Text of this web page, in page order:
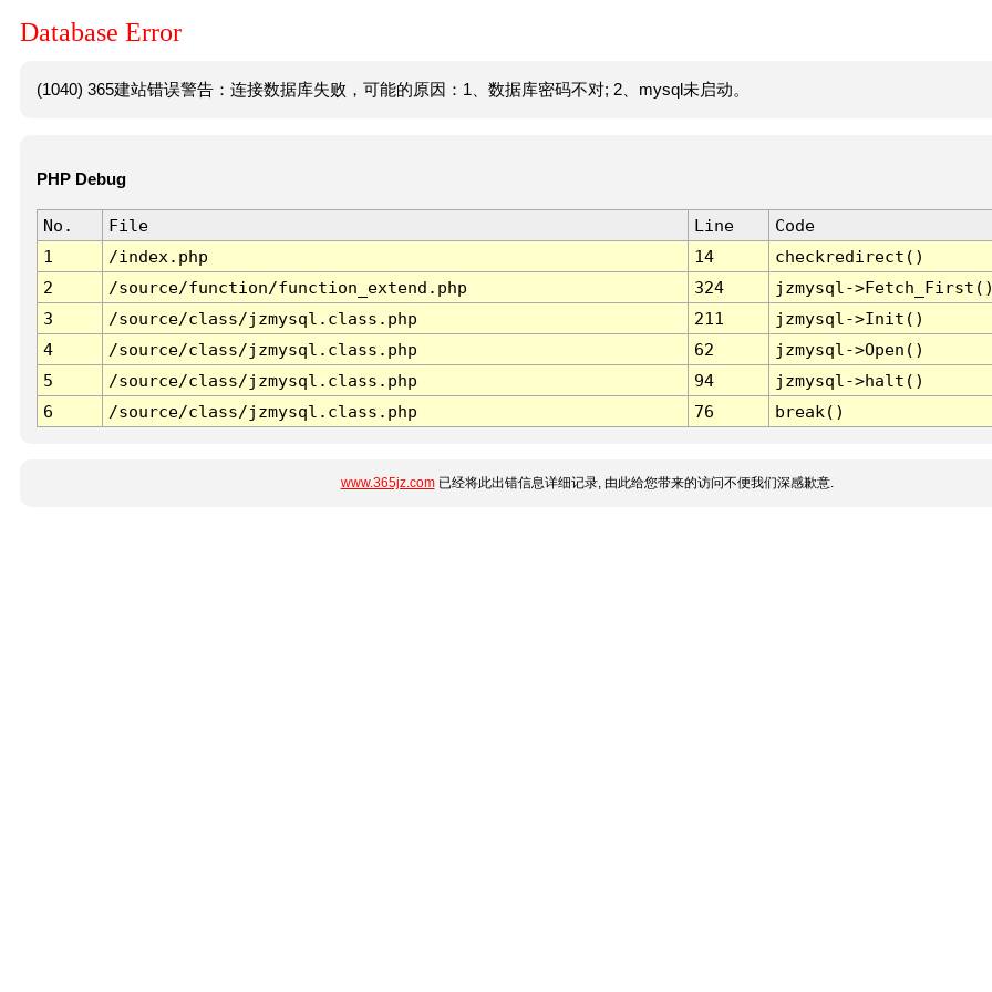
Database Error
(1040) 365建站错误警告：连接数据库失败，可能的原因：1、数据库密码不对; 2、mysql未启动。
PHP Debug
No. File Line
Code
1
/index.php 14
checkredirect()
2
/source/function/function_extend.php 324
jzmysql-
3
/source/class/jzmysql.class.php 211
jzmysql->Init()
4
/source/class/jzmysql.class.php 62
jzmysql->Open()
5
/source/class/jzmysql.class.php 94
jzmysql->halt()
6
/source/class/jzmysql.class.php 76 break()
www.365jz.com已经将此出错信息详细记录, 由此给您带来的访问不便我们深感歉意.